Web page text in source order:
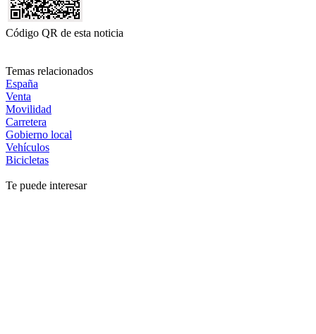
Código QR de esta noticia
Temas relacionados
España
Venta
Movilidad
Carretera
Gobierno local
Vehículos
Bicicletas
Te puede interesar